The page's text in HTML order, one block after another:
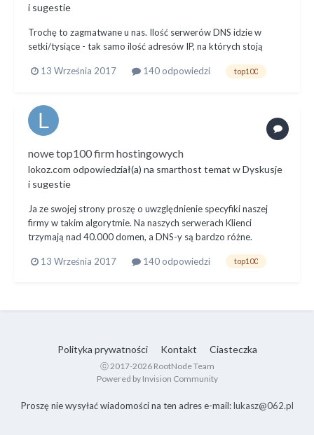
i sugestie
Trochę to zagmatwane u nas. Ilość serwerów DNS idzie w
setki/tysiące - tak samo ilość adresów IP, na których stoją
13 Września 2017 140 odpowiedzi top100
nowe top100 firm hostingowych
lokoz.com odpowiedział(a) na smarthost temat wDyskusje
i sugestie
Ja ze swojej strony proszę o uwzględnienie specyfiki naszej
firmy w takim algorytmie. Na naszych serwerach Klienci
trzymają nad 40.000 domen, a DNS-y są bardzo różne.
13 Września 2017 140 odpowiedzi top100
Polityka prywatności Kontakt Ciasteczka
ⓒ 2017-2026 RootNode Team
Powered by Invision Community
Proszę nie wysyłać wiadomości na ten adres e-mail:lukasz@062.pl